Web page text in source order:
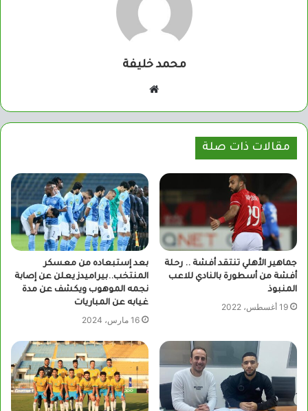
محمد خليفة
مقالات ذات صلة
جماهير الأهلي تنتقد أفشة .. رحلة
أفشة من أسطورة بالنادي للاعب
المنبوذ
19 أغسطس، 2022
بعد إستبعاده من معسكر
المنتخب..بيراميدز يعلن عن إصابة
نجمه الموهوب ويكشف عن مدة
غيابه عن المباريات
16 مارس، 2024